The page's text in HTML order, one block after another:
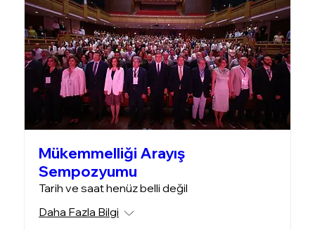
Mükemmelliği Arayış
Sempozyumu
Tarih ve saat henüz belli değil
Daha Fazla Bilgi